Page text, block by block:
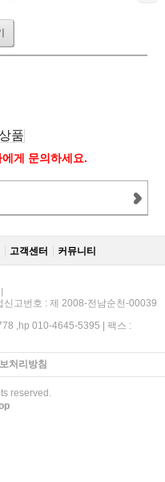
품
게 문의하세요.
고객센터 커뮤니티
고번호 : 제 2008-전남순천-00039
,hp 010-4645-5395 | 팩스 :
처리방침
reserved.